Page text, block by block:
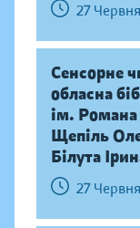
27
Сенсорне
обласна
ім. Романа
Щепіль
Білута
27